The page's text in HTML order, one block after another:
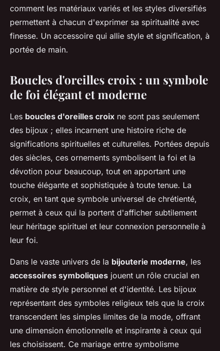
comment les matériaux variés et les styles diversifiés
permettent à chacun d'exprimer sa spiritualité avec
finesse. Un accessoire qui allie style et signification, à
portée de main.
Boucles d'oreilles croix : un symbole
de foi élégant et moderne
Les boucles d'oreilles croix ne sont pas seulement
des bijoux ; elles incarnent une histoire riche de
significations spirituelles et culturelles. Portées depuis
des siècles, ces ornements symbolisent la foi et la
dévotion pour beaucoup, tout en apportant une
touche élégante et sophistiquée à toute tenue. La
croix, en tant que symbole universel de chrétienté,
permet à ceux qui la portent d'afficher subtilement
leur héritage spirituel et leur connexion personnelle à
leur foi.
Dans le vaste univers de la bijouterie moderne, les
accessoires symboliques jouent un rôle crucial en
matière de style personnel et d'identité. Les bijoux
représentant des symboles religieux tels que la croix
transcendent les simples limites de la mode, offrant
une dimension émotionnelle et inspirante à ceux qui
les choisissent. Ce mariage entre symbolisme